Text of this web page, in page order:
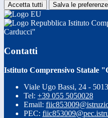
Accetta tutti Salva le preferenze
Istituto
Carducci"
Contatti
Istituto Comprensivo Statale
Viale Ugo Bassi, 24 -
Tel: +39 055 5050028
Email:
PEC: